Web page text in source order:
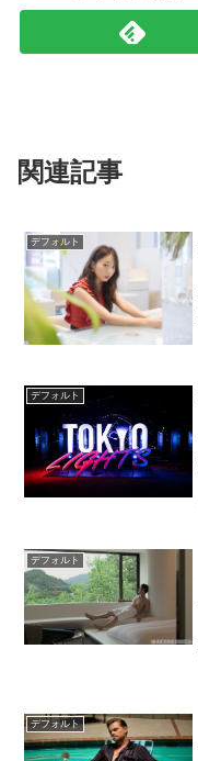
関連記事
デフォルト
デフォルト
デフォルト
デフォルト